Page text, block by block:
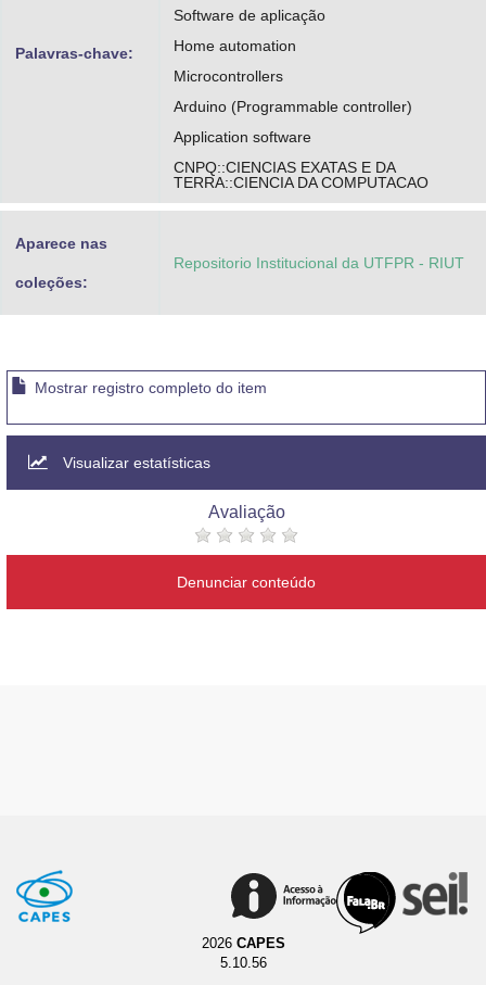
Palavras-chave:
Software de aplicação
Home automation
Microcontrollers
Arduino (Programmable controller)
Application software
CNPQ::CIENCIAS EXATAS E DA
TERRA::CIENCIA DA COMPUTACAO
Aparece nas
coleções:
Repositorio Institucional da UTFPR - RIUT
Mostrar registro completo do item
Visualizar estatísticas
Avaliação
Denunciar conteúdo
2026 CAPES
5.10.56